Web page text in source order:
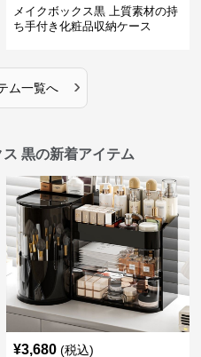
メイクボックス黒 上質素材の持
ち手付き化粧品収納ケース
ム一覧へ ›
黒の新着アイテム
¥3,680 (税込)